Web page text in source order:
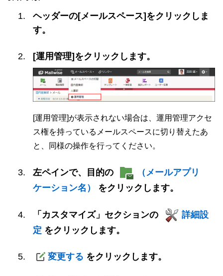
ヘッダーの[メールスペース]をクリックしま
す。
[運用管理]をクリックします。
[運用管理]が表示されない場合は、運用管理アクセ
ス権を持っているメールスペースに切り替えたあ
と、同様の操作を行ってください。
左ペインで、目的の
（メールアプリ
ケーション名）
をクリックします。
「カスタマイズ」セクションの
詳細設
定 をクリックします。
変更する をクリックします。